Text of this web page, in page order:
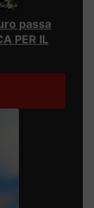
passa
PER IL